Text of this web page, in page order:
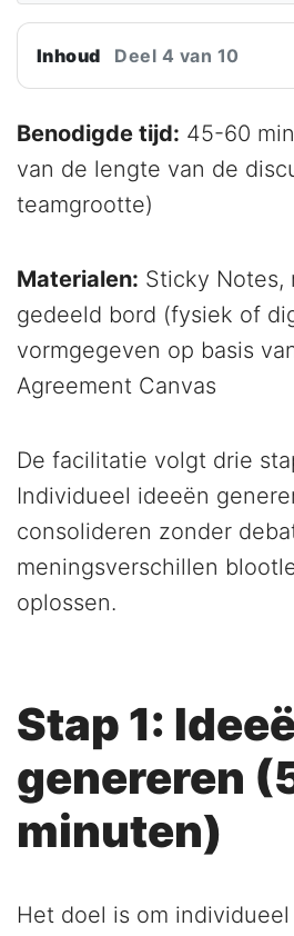
Inhoud Deel 4 van 10
Benodigde tijd: 45-60
van de lengte van de
teamgrootte)
Materialen: Sticky Notes,
gedeeld bord (fysiek of
vormgegeven op basis
Agreement Canvas
De facilitatie volgt drie
Individueel ideeën
consolideren zonder
meningsverschillen
oplossen.
Stap 1:
genereren
minuten)
Het doel is om